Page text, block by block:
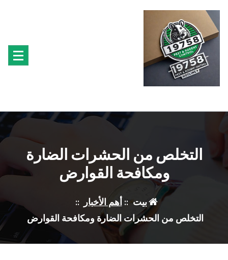
المحتوى
التخلص من الحشرات الضارة
ومكافحة القوارض
بيت ::أهم الأخبار
::
التخلص من الحشرات الضارة ومكافحة القوارض